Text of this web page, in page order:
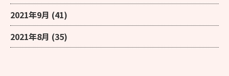
2021年9月 (41)
2021年8月 (35)